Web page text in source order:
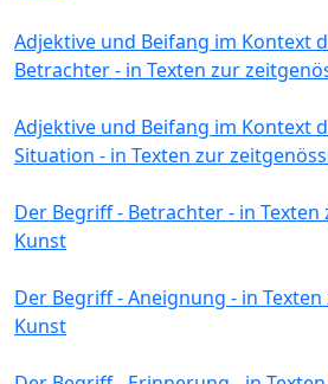
Adjektive und Beifang im Kontext
Betrachter - in Texten zur
Adjektive und Beifang im Kontext
Situation - in Texten zur
Der Begriff - Betrachter - in
Kunst
Der Begriff - Aneignung - in
Kunst